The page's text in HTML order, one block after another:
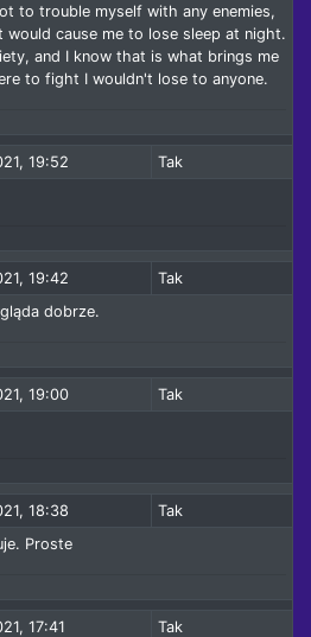
to trouble myself with any enemies,
would cause me to lose sleep at night.
and I know that is what brings me
to fight I wouldn't lose to anyone.
19:52
Tak
19:42
Tak
dobrze.
19:00
Tak
18:38
Tak
Proste
17:41
Tak